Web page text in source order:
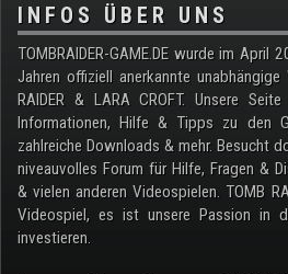
INFOS ÜBER UNS
TOMBRAIDER-GAME.DE wurde im
Jahren offiziell anerkannte
RAIDER & LARA CROFT. Unsere
Informationen, Hilfe & Tipps zu den
zahlreiche Downloads & mehr. Besucht
niveauvolles Forum für Hilfe, Fragen &
& vielen anderen Videospielen. TOMB
Videospiel, es ist unsere Passion in
investieren.